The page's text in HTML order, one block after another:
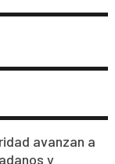
avanzan a
y